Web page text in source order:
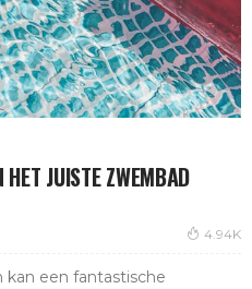
JUISTE ZWEMBAD
4.94K
kan een fantastische